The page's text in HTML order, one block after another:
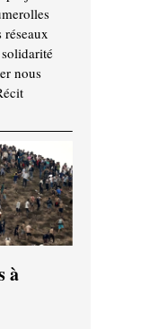
réseaux
nous
à